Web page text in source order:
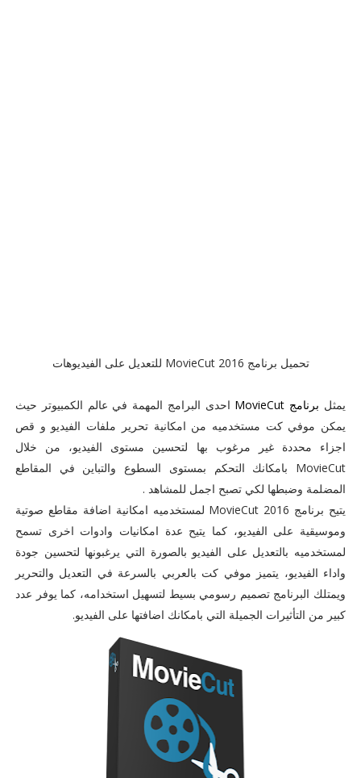
تحميل برنامج MovieCut 2016 للتعديل على الفيديوهات
يمثل برنامج MovieCut
احدى البرامج المهمة في عالم الكمبيوتر حيث
يمكن موفي كت مستخدميه من امكانية تحرير ملفات الفيديو و قص
اجزاء محددة غير مرغوب بها لتحسين مستوى الفيديو، من خلال
MovieCut بامكانك التحكم بمستوى السطوع والتباين في المقاطع
المضلمة وضبطها لكي تصبح اجمل للمشاهد .
يتيح برنامج MovieCut 2016 لمستخدميه امكانية اضافة مقاطع صوتية
وموسيقية على الفيديو، كما يتيح عدة امكانيات وادوات اخرى تسمح
لمستخدميه بالتعديل على الفيديو بالصورة التي يرغبونها لتحسين جودة
واداء الفيديو، يتميز موفي كت بالعربي بالسرعة في التعديل والتحرير
ويمتلك البرنامج تصميم رسومي بسيط لتسهيل استخدامه، كما يوفر عدد
كبير من التأثيرات الجميلة التي بامكانك اضافتها على الفيديو.